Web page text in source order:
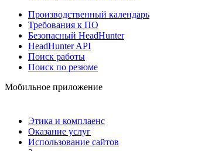
Производственный календарь
Требования к ПО
Безопасный HeadHunter
HeadHunter API
Поиск работы
Поиск по резюме
Мобильное приложение
Этика и комплаенс
Оказание услуг
Использование сайтов